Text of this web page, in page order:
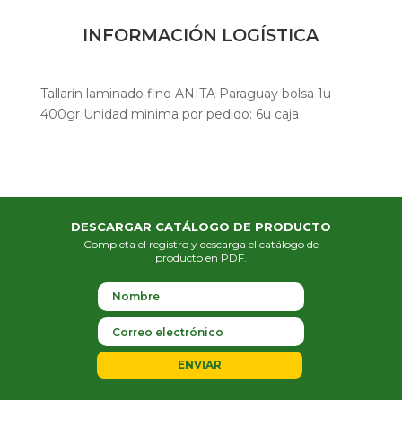
INFORMACIÓN LOGÍSTICA
Tallarín laminado fino ANITA Paraguay bolsa 1u
400gr Unidad minima por pedido: 6u caja
DESCARGAR CATÁLOGO DE PRODUCTO
Completa el registro y descarga el catálogo de
producto en PDF.
ENVIAR